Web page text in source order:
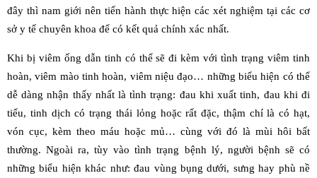
đây thì nam giới nên tiến hành thực hiện các xét nghiệm tại các cơ
sở y tế chuyên khoa để có kết quả chính xác nhất.
Khi bị viêm ống dẫn tinh có thể sẽ đi kèm với tình trạng viêm tinh
hoàn, viêm mào tinh hoàn, viêm niệu đạo… những biểu hiện có thể
dễ dàng nhận thấy nhất là tình trạng: đau khi xuất tinh, đau khi đi
tiểu, tinh dịch có trạng thái lỏng hoặc rất đặc, thậm chí là có hạt,
vón cục, kèm theo máu hoặc mủ… cùng với đó là mùi hôi bất
thường. Ngoài ra, tùy vào tình trạng bệnh lý, người bệnh sẽ có
những biểu hiện khác như: đau vùng bụng dưới, sưng hay phù nề